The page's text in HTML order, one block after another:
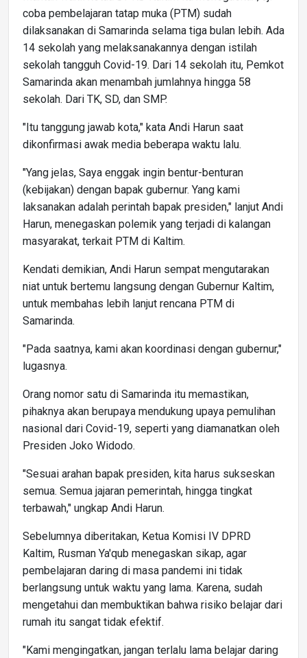
coba pembelajaran tatap muka (PTM) sudah
dilaksanakan di Samarinda selama tiga bulan lebih. Ada
14 sekolah yang melaksanakannya dengan istilah
sekolah tangguh Covid-19. Dari 14 sekolah itu, Pemkot
Samarinda akan menambah jumlahnya hingga 58
sekolah. Dari TK, SD, dan SMP.
"Itu tanggung jawab kota," kata Andi Harun saat
dikonfirmasi awak media beberapa waktu lalu.
"Yang jelas, Saya enggak ingin bentur-benturan
(kebijakan) dengan bapak gubernur. Yang kami
laksanakan adalah perintah bapak presiden," lanjut Andi
Harun, menegaskan polemik yang terjadi di kalangan
masyarakat, terkait PTM di Kaltim.
Kendati demikian, Andi Harun sempat mengutarakan
niat untuk bertemu langsung dengan Gubernur Kaltim,
untuk membahas lebih lanjut rencana PTM di
Samarinda.
"Pada saatnya, kami akan koordinasi dengan gubernur,"
lugasnya.
Orang nomor satu di Samarinda itu memastikan,
pihaknya akan berupaya mendukung upaya pemulihan
nasional dari Covid-19, seperti yang diamanatkan oleh
Presiden Joko Widodo.
"Sesuai arahan bapak presiden, kita harus sukseskan
semua. Semua jajaran pemerintah, hingga tingkat
terbawah," ungkap Andi Harun.
Sebelumnya diberitakan, Ketua Komisi IV DPRD
Kaltim, Rusman Ya'qub menegaskan sikap, agar
pembelajaran daring di masa pandemi ini tidak
berlangsung untuk waktu yang lama. Karena, sudah
mengetahui dan membuktikan bahwa risiko belajar dari
rumah itu sangat tidak efektif.
"Kami mengingatkan, jangan terlalu lama belajar daring